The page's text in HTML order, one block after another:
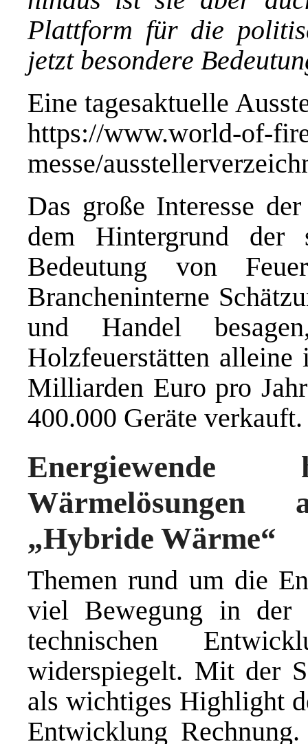
Plattform für die
jetzt besondere
Eine tagesaktuelle
https://www.world-of-
messe/
Das große Interesse
dem Hintergrund der
Bedeutung von
Brancheninterne
und Handel
Holzfeuerstätten
Milliarden Euro pro
400.000 Geräte verkauft.
Energiewende
„Hybride Wärme“
Themen rund um die
viel Bewegung in der
technischen
widerspiegelt. Mit der
als wichtiges Highlight
Entwicklung